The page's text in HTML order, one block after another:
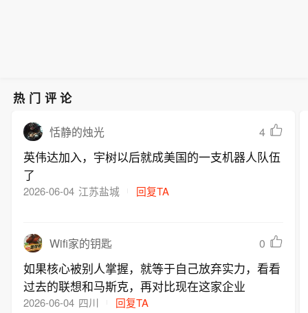
热门评论
恬静的烛光 4
英伟达加入，宇树以后就成美国的一支机器人队伍
了
2026-06-04 江苏盐城 回复TA
Wifi家的钥匙 0
如果核心被别人掌握，就等于自己放弃实力，看看
过去的联想和马斯克，再对比现在这家企业
2026-06-04 四川 回复TA